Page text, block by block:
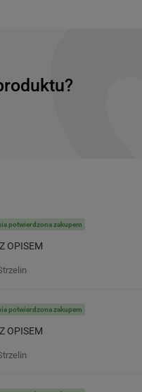
potwierdzona zakupem
OPISEM
potwierdzona zakupem
OPISEM